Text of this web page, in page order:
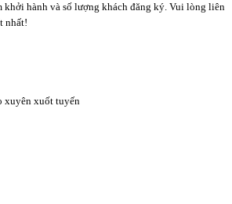
hành và số lượng khách đăng ký. Vui lòng liên
nhất!
xuyên xuốt tuyến